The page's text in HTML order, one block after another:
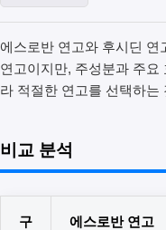
에스로반 연고와 후시딘 연
연고이지만, 주성분과 주
라 적절한 연고를 선택하는
비교 분석
구
에스로반 연고